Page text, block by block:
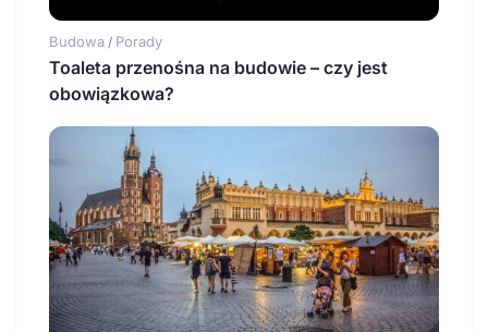
Budowa / Porady
Toaleta przenośna na budowie – czy jest
obowiązkowa?